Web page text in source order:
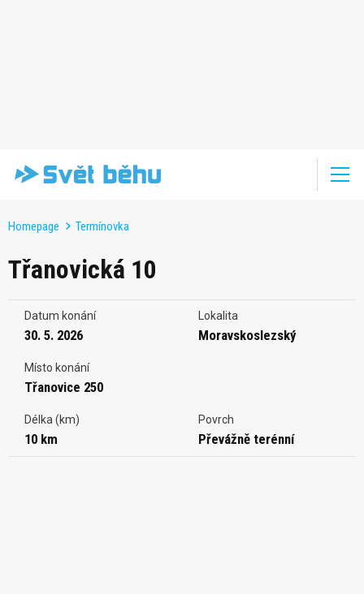
Homepage Termínovka
Třanovická 10
Datum konání
30. 5. 2026
Lokalita
Moravskoslezský
Místo konání
Třanovice 250
Délka (km)
10 km
Povrch
Převážně terénní